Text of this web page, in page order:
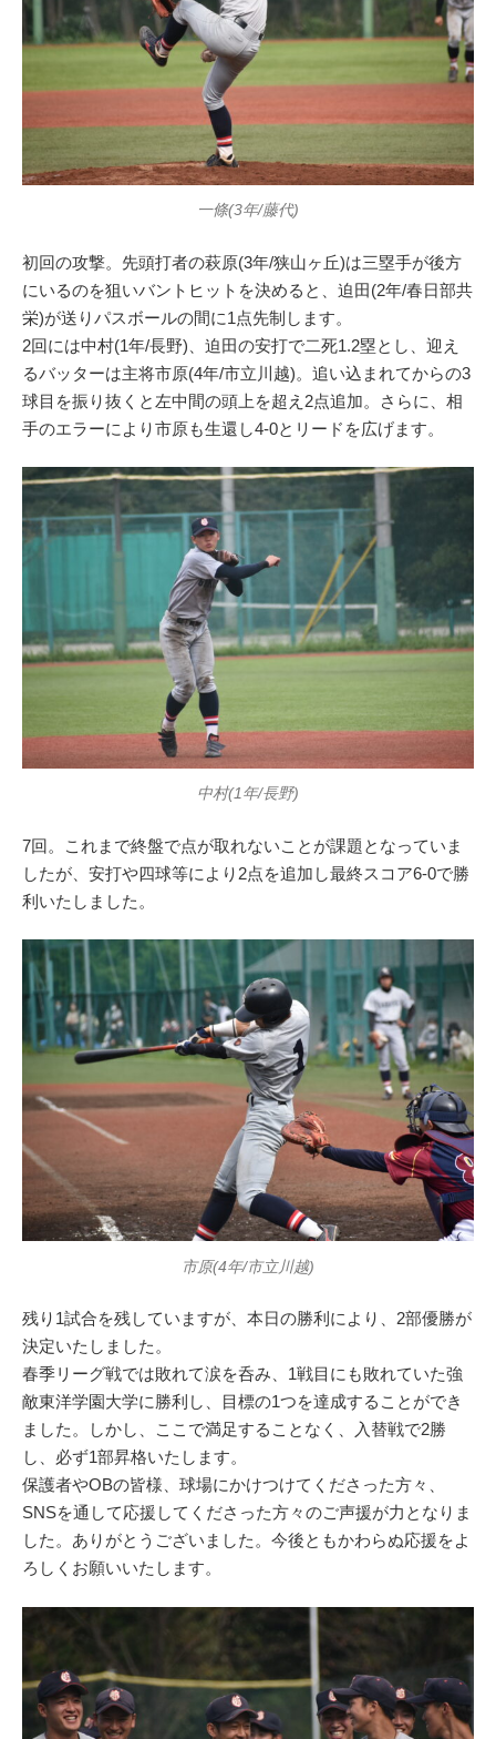
一條(3年/藤代)
初回の攻撃。先頭打者の萩原(3年/狭山ヶ丘)は三塁手が後方
にいるのを狙いバントヒットを決めると、迫田(2年/春日部共
栄)が送りパスボールの間に1点先制します。
2回には中村(1年/長野)、迫田の安打で二死1.2塁とし、迎え
るバッターは主将市原(4年/市立川越)。追い込まれてからの3
球目を振り抜くと左中間の頭上を超え2点追加。さらに、相
手のエラーにより市原も生還し4-0とリードを広げます。
中村(1年/長野)
7回。これまで終盤で点が取れないことが課題となっていま
したが、安打や四球等により2点を追加し最終スコア6-0で勝
利いたしました。
市原(4年/市立川越)
残り1試合を残していますが、本日の勝利により、2部優勝が
決定いたしました。
春季リーグ戦では敗れて涙を呑み、1戦目にも敗れていた強
敵東洋学園大学に勝利し、目標の1つを達成することができ
ました。しかし、ここで満足することなく、入替戦で2勝
し、必ず1部昇格いたします。
保護者やOBの皆様、球場にかけつけてくださった方々、
SNSを通して応援してくださった方々のご声援が力となりま
した。ありがとうございました。今後ともかわらぬ応援をよ
ろしくお願いいたします。